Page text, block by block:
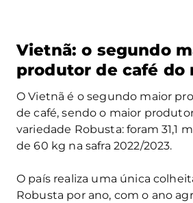
Vietnã: o segundo
produtor de café do
O Vietnã é o segundo maior
de café, sendo o maior
variedade Robusta: foram 31,1
de 60 kg na safra 2022/2023.
O país realiza uma única
Robusta por ano, com o ano